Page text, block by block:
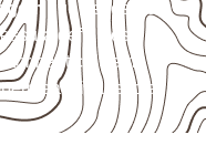
que necessitam
definidos.
náutico, sem
total.